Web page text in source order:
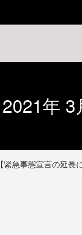
2021年
【緊急事態宣言の延長